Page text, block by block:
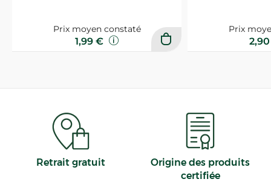
Prix moyen constaté
1,99 €
Prix
Retrait gratuit
Origine des produits
certifiée